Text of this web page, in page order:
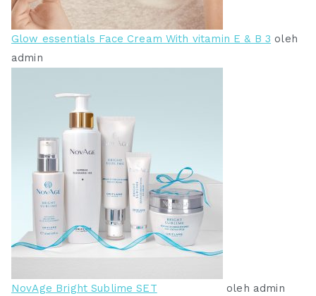
Glow essentials Face Cream With vitamin E & B 3 oleh
admin
NovAge Bright Sublime SET oleh admin